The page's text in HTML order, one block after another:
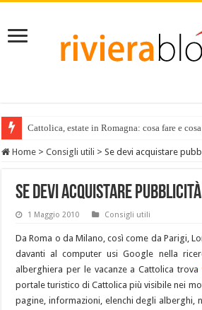
Cattolica, estate in Romagna: cosa fare e
Home > Consigli utili > Se devi acquistare
Se devi acquistare
1 Maggio 2010 Consigli utili
Da Roma o da Milano, così come da Parigi,
davanti al computer usi Google nella
alberghiera per le vacanze a Cattolica trova
portale turistico di Cattolica più visibile nei
pagine, informazioni, elenchi degli alberghi,